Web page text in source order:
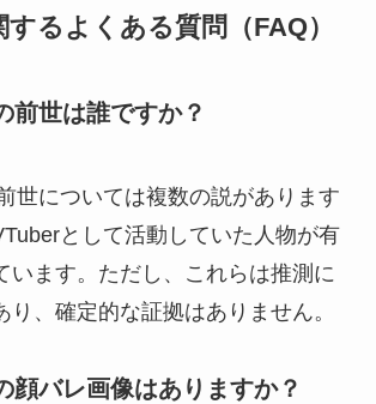
るよくある質問（FAQ）
前世は誰ですか？
世については複数の説があります
として活動していた人物が有
います。ただし、これらは推測に
り、確定的な証拠はありません。
顔バレ画像はありますか？